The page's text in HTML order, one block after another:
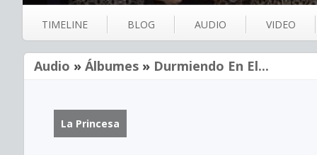
TIMELINE BLOG AUDIO VIDEO
Audio » Álbumes » Durmiendo En El...
La Princesa